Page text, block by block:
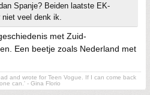
Spanje? Beiden laatste EK-
veel denk ik.
met Zuid-
Een beetje zoals Nederland met
and wrote for Teen Vogue. If I can come back
can.' - Gina Florio